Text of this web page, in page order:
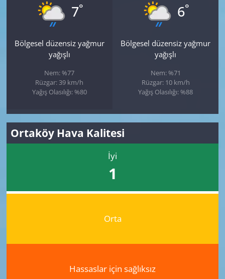
7°
Bölgesel düzensiz yağmur
yağışlı
Nem: %77
Rüzgar: 39 km/h
Yağış Olasılığı: %80
6°
Bölgesel düzensiz yağmur
yağışlı
Nem: %71
Rüzgar: 10 km/h
Yağış Olasılığı: %88
Ortaköy Hava Kalitesi
İyi
1
Orta
Hassaslar için sağlıksız